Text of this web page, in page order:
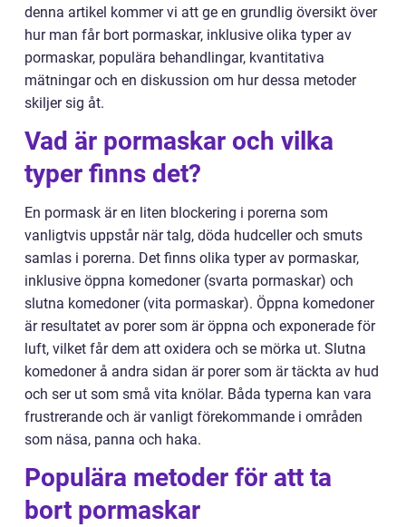
denna artikel kommer vi att ge en grundlig översikt över
hur man får bort pormaskar, inklusive olika typer av
pormaskar, populära behandlingar, kvantitativa
mätningar och en diskussion om hur dessa metoder
skiljer sig åt.
Vad är pormaskar och vilka
typer finns det?
En pormask är en liten blockering i porerna som
vanligtvis uppstår när talg, döda hudceller och smuts
samlas i porerna. Det finns olika typer av pormaskar,
inklusive öppna komedoner (svarta pormaskar) och
slutna komedoner (vita pormaskar). Öppna komedoner
är resultatet av porer som är öppna och exponerade för
luft, vilket får dem att oxidera och se mörka ut. Slutna
komedoner å andra sidan är porer som är täckta av hud
och ser ut som små vita knölar. Båda typerna kan vara
frustrerande och är vanligt förekommande i områden
som näsa, panna och haka.
Populära metoder för att ta
bort pormaskar